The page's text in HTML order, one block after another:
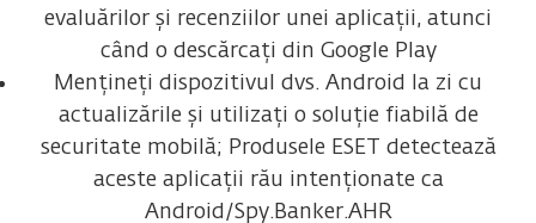
evaluărilor și recenziilor unei aplicații, atunci
când o descărcați din Google Play
Mențineți dispozitivul dvs. Android la zi cu
actualizările și utilizați o soluție fiabilă de
securitate mobilă; Produsele ESET detectează
aceste aplicații rău intenționate ca
Android/Spy.Banker.AHR